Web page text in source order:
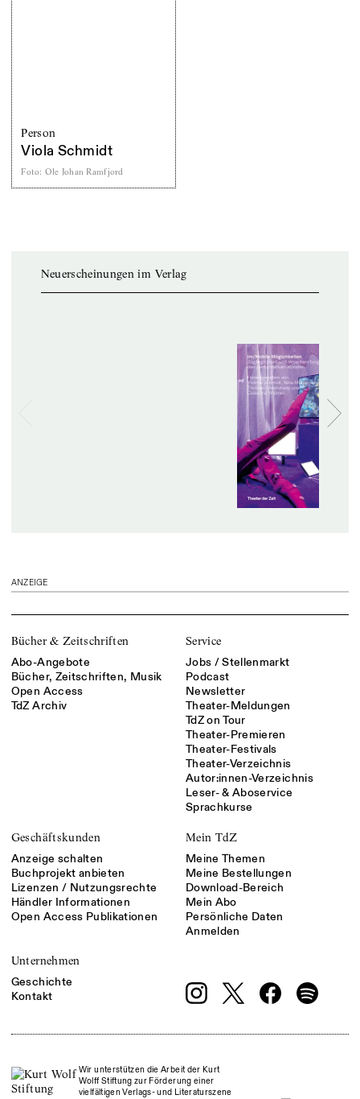
Person
Viola Schmidt
Foto: Ole Johan Ramfjord
Neuerscheinungen im Verlag
ANZEIGE
Bücher & Zeitschriften
Abo-Angebote
Bücher, Zeitschriften, Musik
Open Access
TdZ Archiv
Service
Jobs / Stellenmarkt
Podcast
Newsletter
Theater-Meldungen
TdZ on Tour
Theater-Premieren
Theater-Festivals
Theater-Verzeichnis
Autor:innen-Verzeichnis
Leser- & Aboservice
Sprachkurse
Geschäftskunden
Anzeige schalten
Buchprojekt anbieten
Lizenzen / Nutzungsrechte
Händler Informationen
Open Access Publikationen
Mein TdZ
Meine Themen
Meine Bestellungen
Download-Bereich
Mein Abo
Persönliche Daten
Anmelden
Unternehmen
Geschichte
Kontakt
Wir unterstützen die Arbeit der Kurt
Wolff Stiftung zur Förderung einer
vielfältigen Verlags- und Literaturszene